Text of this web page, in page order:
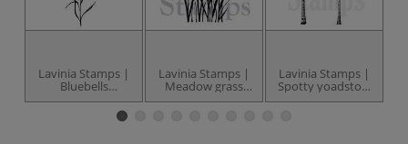
Lavinia Stamps |
Bluebells
motiefstempel
Lavinia Stamps |
Meadow grass
motiefstempel
Lavinia Stamps |
Spotty yoadstool
motiefstempel —